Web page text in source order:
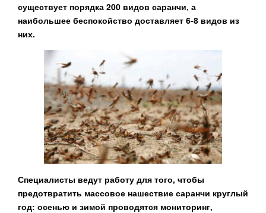
существует порядка 200 видов саранчи, а
наибольшее беспокойство доставляет 6-8 видов из
них.
Специалисты ведут работу для того, чтобы
предотвратить массовое нашествие саранчи круглый
год: осенью и зимой проводятся мониторинг,